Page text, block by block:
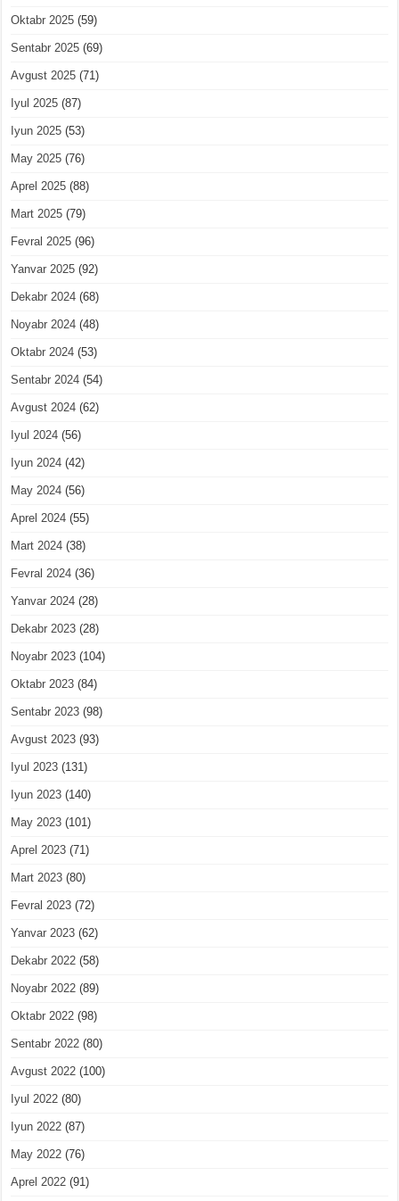
Oktabr 2025 (59)
Sentabr 2025 (69)
Avgust 2025 (71)
Iyul 2025 (87)
Iyun 2025 (53)
May 2025 (76)
Aprel 2025 (88)
Mart 2025 (79)
Fevral 2025 (96)
Yanvar 2025 (92)
Dekabr 2024 (68)
Noyabr 2024 (48)
Oktabr 2024 (53)
Sentabr 2024 (54)
Avgust 2024 (62)
Iyul 2024 (56)
Iyun 2024 (42)
May 2024 (56)
Aprel 2024 (55)
Mart 2024 (38)
Fevral 2024 (36)
Yanvar 2024 (28)
Dekabr 2023 (28)
Noyabr 2023 (104)
Oktabr 2023 (84)
Sentabr 2023 (98)
Avgust 2023 (93)
Iyul 2023 (131)
Iyun 2023 (140)
May 2023 (101)
Aprel 2023 (71)
Mart 2023 (80)
Fevral 2023 (72)
Yanvar 2023 (62)
Dekabr 2022 (58)
Noyabr 2022 (89)
Oktabr 2022 (98)
Sentabr 2022 (80)
Avgust 2022 (100)
Iyul 2022 (80)
Iyun 2022 (87)
May 2022 (76)
Aprel 2022 (91)